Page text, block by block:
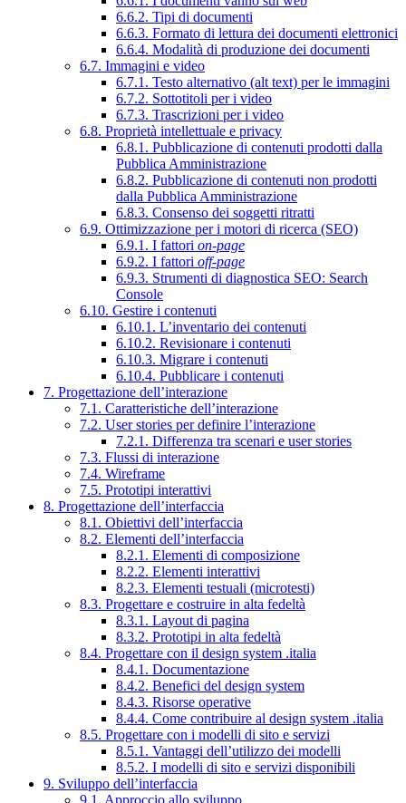
6.6.2. Tipi di documenti
6.6.3. Formato di lettura dei documenti elettronici
6.6.4. Modalità di produzione dei documenti
6.7. Immagini e video
6.7.1. Testo alternativo (alt text) per le immagini
6.7.2. Sottotitoli per i video
6.7.3. Trascrizioni per i video
6.8. Proprietà intellettuale e privacy
6.8.1. Pubblicazione di contenuti prodotti dalla
Pubblica Amministrazione
6.8.2. Pubblicazione di contenuti non prodotti
dalla Pubblica Amministrazione
6.8.3. Consenso dei soggetti ritratti
6.9. Ottimizzazione per i motori di ricerca (SEO)
6.9.1. I fattori on-page
6.9.2. I fattori off-page
6.9.3. Strumenti di diagnostica SEO: Search
Console
6.10. Gestire i contenuti
6.10.1. L’inventario dei contenuti
6.10.2. Revisionare i contenuti
6.10.3. Migrare i contenuti
6.10.4. Pubblicare i contenuti
7. Progettazione dell’interazione
7.1. Caratteristiche dell’interazione
7.2. User stories per definire l’interazione
7.2.1. Differenza tra scenari e user stories
7.3. Flussi di interazione
7.4. Wireframe
7.5. Prototipi interattivi
8. Progettazione dell’interfaccia
8.1. Obiettivi dell’interfaccia
8.2. Elementi dell’interfaccia
8.2.1. Elementi di composizione
8.2.2. Elementi interattivi
8.2.3. Elementi testuali (microtesti)
8.3. Progettare e costruire in alta fedeltà
8.3.1. Layout di pagina
8.3.2. Prototipi in alta fedeltà
8.4. Progettare con il design system .italia
8.4.1. Documentazione
8.4.2. Benefici del design system
8.4.3. Risorse operative
8.4.4. Come contribuire al design system .italia
8.5. Progettare con i modelli di sito e servizi
8.5.1. Vantaggi dell’utilizzo dei modelli
8.5.2. I modelli di sito e servizi disponibili
9. Sviluppo dell’interfaccia
9.1. Approccio allo sviluppo